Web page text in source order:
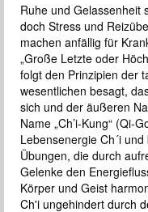
Ruhe und Gelassenheit
doch Stress und
machen anfällig für
„Große Letzte oder
folgt den Prinzipien der
wesentlichen besagt,
sich und der äußeren
Name „Ch’i-Kung“ (Qi-
Lebensenergie Ch´i
Übungen, die durch
Gelenke den
Körper und Geist
Ch'i ungehindert durch